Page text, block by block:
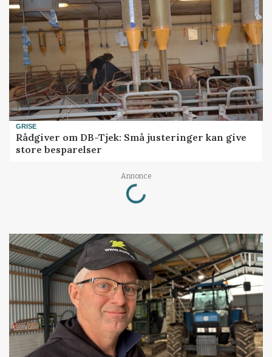
GRISE
Rådgiver om DB-Tjek: Små justeringer kan give
store besparelser
Annonce
Loading...